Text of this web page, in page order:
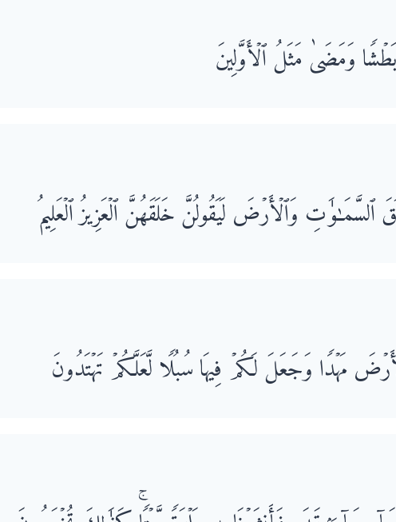
وَمَضَىٰ مَثَلُ ٱلۡأَوَّلِینَ
ٱلسَّمَـٰوَ ٰ⁠تِ وَٱلۡأَرۡضَ لَیَقُولُنَّ خَلَقَهُنَّ ٱلۡعَزِیزُ ٱلۡعَلِیمُ
مَهۡدࣰا وَجَعَلَ لَكُمۡ فِیهَا سُبُلࣰا لَّعَلَّكُمۡ تَهۡتَدُونَ